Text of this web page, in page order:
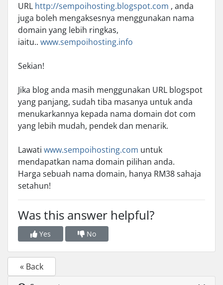
URL http://sempoihosting.blogspot.com , anda
juga boleh mengaksesnya menggunakan nama
domain yang lebih ringkas,
iaitu.. www.sempoihosting.info
Sekian!
Jika blog anda masih menggunakan URL blogspot
yang panjang, sudah tiba masanya untuk anda
menukarkannya kepada nama domain dot com
yang lebih mudah, pendek dan menarik.
Lawati www.sempoihosting.com untuk
mendapatkan nama domain pilihan anda.
Harga sebuah nama domain, hanya RM38 sahaja
setahun!
Was this answer helpful?
Yes No
« Back